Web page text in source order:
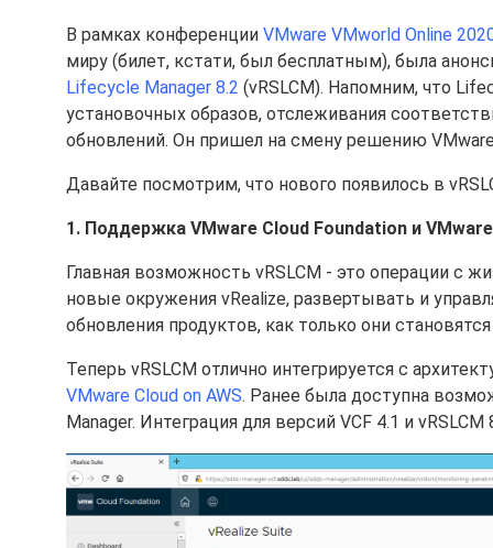
В рамках конференции VMware VMworld Online
миру (билет, кстати, был бесплатным), была
Lifecycle Manager 8.2 (vRSLCM). Напомним, что
установочных образов, отслеживания
обновлений. Он пришел на смену решению
Давайте посмотрим, что нового появилось в
1. Поддержка VMware Cloud Foundation и
Главная возможность vRSLCM - это операции с
новые окружения vRealize, развертывать и
обновления продуктов, как только они
Теперь vRSLCM отлично интегрируется с
VMware Cloud on AWS. Ранее была доступна
Manager. Интеграция для версий VCF 4.1 и